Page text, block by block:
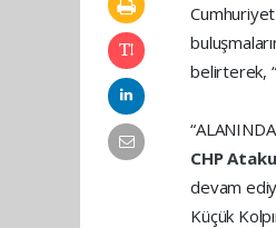
belirterek,
CHP
devam
Küçük